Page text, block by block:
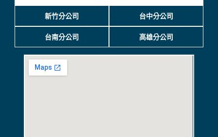
新竹分公司 台中分公司
台南分公司 高雄分公司